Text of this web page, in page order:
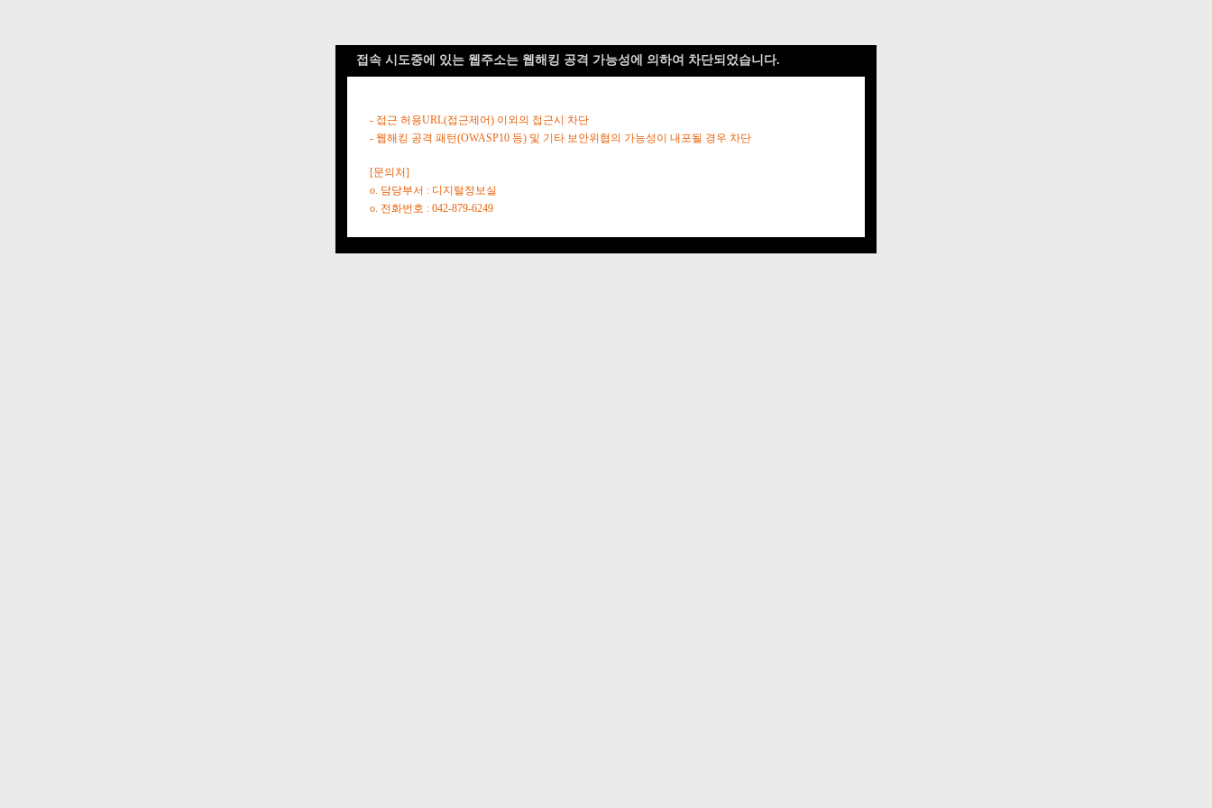
접속 시도중에 있는 웹주소는 웹해킹 공격 가능성에 의하여 차단되었습니다.
- 접근 허용URL(접근제어) 이외의 접근시 차단
- 웹해킹 공격 패턴(OWASP10 등) 및 기타 보안위협의 가능성이 내포될 경우 차단
[문의처]
o. 담당부서 : 디지털정보실
o. 전화번호 : 042-879-6249